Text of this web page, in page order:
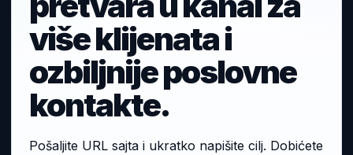
više klijenata i
ozbiljnije poslovne
kontakte.
Pošaljite URL sajta i ukratko napišite cilj. Dobićete